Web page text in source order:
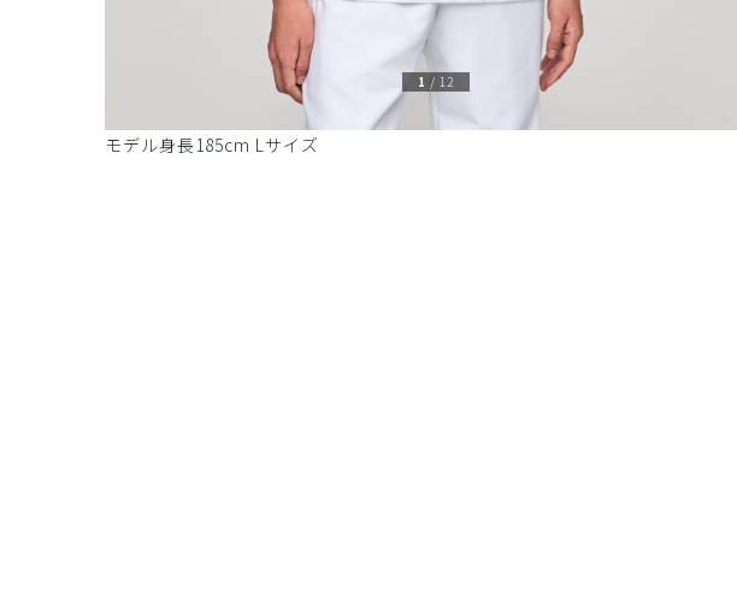
モデル身長185cm Lサイズ
1 / 12